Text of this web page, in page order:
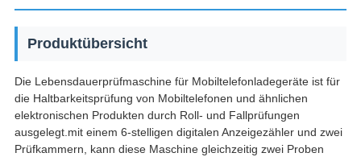
Produktübersicht
Die Lebensdauerprüfmaschine für Mobiltelefonladegeräte ist für
die Haltbarkeitsprüfung von Mobiltelefonen und ähnlichen
elektronischen Produkten durch Roll- und Fallprüfungen
ausgelegt.mit einem 6-stelligen digitalen Anzeigezähler und zwei
Prüfkammern, kann diese Maschine gleichzeitig zwei Proben